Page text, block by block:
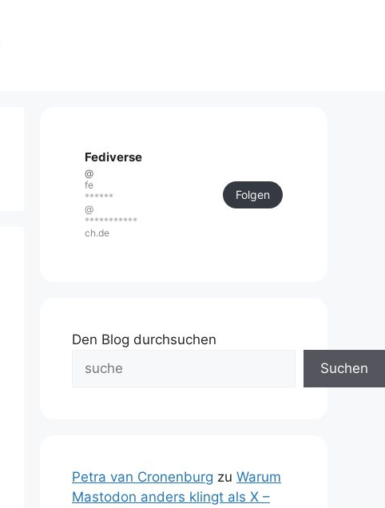
Fediverse
@
fe
******
@
***********
ch.de
Folgen
Den Blog durchsuchen
Suchen
Petra van Cronenburg zu Warum
Mastodon anders klingt als X –